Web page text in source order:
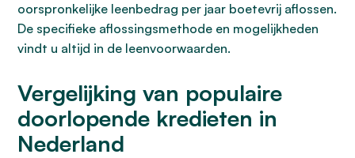
oorspronkelijke leenbedrag per jaar boetevrij aflossen.
De specifieke aflossingsmethode en mogelijkheden
vindt u altijd in de leenvoorwaarden.
Vergelijking van populaire
doorlopende kredieten in
Nederland